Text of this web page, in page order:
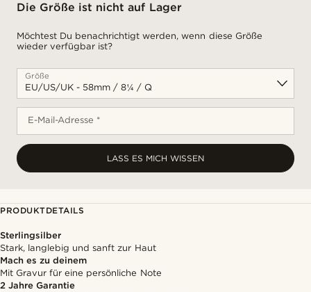
Die Größe ist nicht auf Lager
Möchtest Du benachrichtigt werden, wenn diese Größe
wieder verfügbar ist?
Größe
E-Mail-Adresse *
LASS ES MICH WISSEN
PRODUKTDETAILS
Sterlingsilber
Stark, langlebig und sanft zur Haut
Mach es zu deinem
Mit Gravur für eine persönliche Note
2 Jahre Garantie